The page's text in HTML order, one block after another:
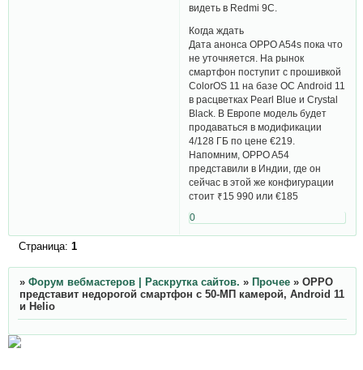
видеть в Redmi 9C.
Когда ждать
Дата анонса OPPO A54s пока что
не уточняется. На рынок
смартфон поступит с прошивкой
ColorOS 11 на базе ОС Android 11
в расцветках Pearl Blue и Crystal
Black. В Европе модель будет
продаваться в модификации
4/128 ГБ по цене €219.
Напомним, OPPO A54
представили в Индии, где он
сейчас в этой же конфигурации
стоит ₹15 990 или €185
0
Страница: 1
» Форум вебмастеров | Раскрутка сайтов. » Прочее » OPPO
представит недорогой смартфон с 50-МП камерой, Android 11
и Helio